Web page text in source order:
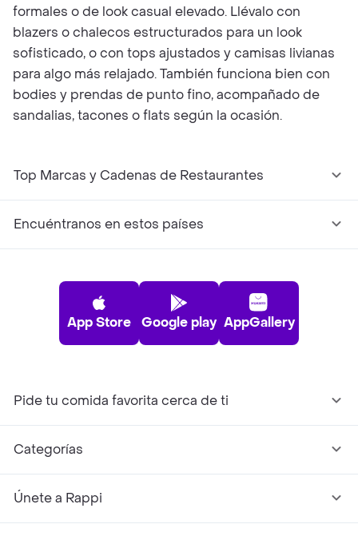
formales o de look casual elevado. Llévalo con
blazers o chalecos estructurados para un look
sofisticado, o con tops ajustados y camisas livianas
para algo más relajado. También funciona bien con
bodies y prendas de punto fino, acompañado de
sandalias, tacones o flats según la ocasión.
Top Marcas y Cadenas de Restaurantes
Encuéntranos en estos países
App Store Google play AppGallery
Pide tu comida favorita cerca de ti
Categorías
Únete a Rappi